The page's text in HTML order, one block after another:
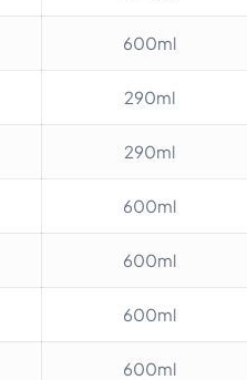
600ml
290ml
290ml
600ml
600ml
600ml
600ml